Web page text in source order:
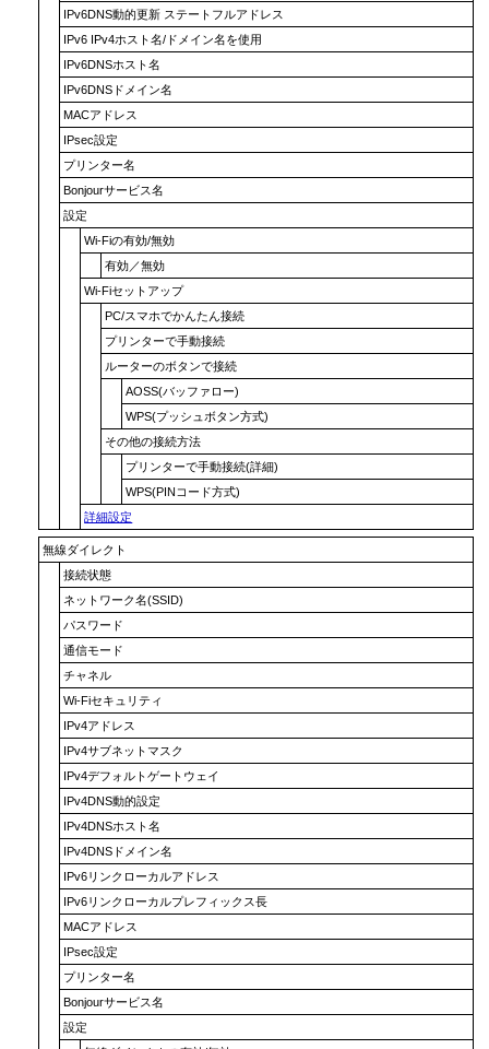
IPv6DNS動的更新 ステートフルアドレス
IPv6 IPv4ホスト名/ドメイン名を使用
IPv6DNSホスト名
IPv6DNSドメイン名
MACアドレス
IPsec設定
プリンター名
Bonjourサービス名
設定
Wi-Fiの有効/無効
有効 ／無効
Wi-Fiセットアップ
PC/スマホでかんたん接続
プリンターで手動接続
ルーターのボタンで接続
AOSS(バッファロー)
WPS(プッシュボタン方式)
その他の接続方法
プリンターで手動接続(詳細)
WPS(PINコード方式)
詳細設定
無線ダイレクト
接続状態
ネットワーク名(SSID)
パスワード
通信モード
チャネル
Wi-Fiセキュリティ
IPv4アドレス
IPv4サブネットマスク
IPv4デフォルトゲートウェイ
IPv4DNS動的設定
IPv4DNSホスト名
IPv4DNSドメイン名
IPv6リンクローカルアドレス
IPv6リンクローカルプレフィックス長
MACアドレス
IPsec設定
プリンター名
Bonjourサービス名
設定